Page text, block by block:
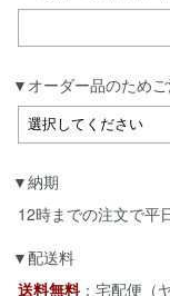
オーダー品のため
納期
12時までの注文で平
配送料
送料無料：宅配便（